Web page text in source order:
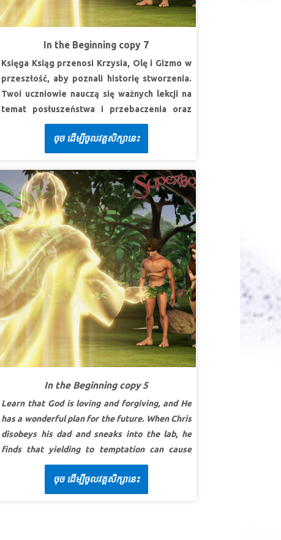
Mojżeszowa 6:5 (BW)
SuperWerset:
Będziesz miłował bliźniego
swego jak siebie samego.
III Ks. Mojżeszowa
LEKCJA 3: PRZESTRZEGAJ BOŻYCH
zasad, nawet jeśli świat mówi, że nie muszę.
SuperWerset:Abyście miłowali Pana, Boga
waszego - i chodzili wytrwale jego drogami,
abyście przestrzegali jego przykazań i lgnęli do
niego - i służyli mu z całego serca swego i z
całej duszy swojej.Księga Jozuego 22:5b (BW)
In the Beginning copy 7
Księga Ksiąg przenosi Krzysia, Olę i Gizmo w
przeszłość, aby poznali historię stworzenia.
Twoi uczniowie nauczą się ważnych lekcji na
temat posłuszeństwa i przebaczenia oraz
odkryją, że chociaż robimy rzeczy, których nie
powinniśmy – Bóg jest pełen miłości i ma
wspaniały plan dla naszej przyszłości.
LEKCJA 1: CZCIJ BOGA
SuperPrawda:Będę czcił Boga jako mojego
Stwórcę i będę posłuszny Jego Słowu.
Super werset:„I spłyną na ciebie, i dosięgną cię
wszystkie te błogosławieństwa, jeżeli
usłuchasz głosu PANA, Boga twego.”V Księga
Mojżeszowa 28:2 (BW)
LEKCJA 2: OPRZYJ SIĘ POKUSIE
SuperPrawda:
Bóg stworzył mnie do
czynienia dobrych uczynków. rzeczy.
SuperWerset: "
Jego bowiem dziełem
jesteśmy, stworzeni w Chrystusie Jezusie do
dobrych uczynków, do których przeznaczył nas
LEKCJA 3: BÓG MA PLAN
SuperPrawda:Bóg ma plan, aby
SuperWerset:„I ustanowię nieprzyjaźń między
ចុច ដើម្បីចូលវគ្គសិក្សានេះ
In the Beginning copy 5
Learn that God is loving and forgiving, and He
has a wonderful plan for the future. When Chris
disobeys his dad and sneaks into the lab, he
finds that yielding to temptation can cause
disastrous consequences! Superbook takes
Chris, Joy and Gizmo to witness Lucifer’s
rebellion and fall from heaven. Explore the
ចុច ដើម្បីចូលវគ្គសិក្សានេះ